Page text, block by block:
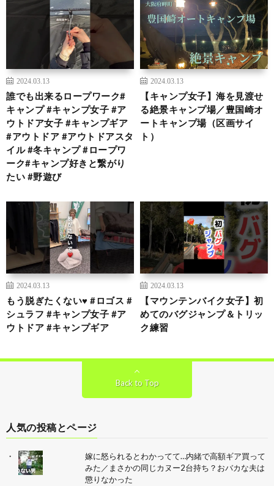
2024.03.13
誰でも出来るロープワーク#
キャンプ #キャンプ女子 #ア
ウトドア女子 #キャンプギア
#アウトドア #アウトドアスタ
イル #冬キャンプ #ロープワ
ーク#キャンプ好きと繋がり
たい #野遊び
2024.03.13
【キャンプ女子】海を見渡せ
る絶景キャンプ場／豊国崎オ
ートキャンプ場（区画サイ
ト）
2024.03.13
もう脱ぎたくない♥️ #ロゴス #
シュラフ #キャンプ女子 #ア
ウトドア #キャンプギア
2024.03.13
【マウンテンバイク女子】初
めてのバグジャンプ＆トリッ
ク練習
Back to Top
人気の投稿とページ
嫁に怒られるとわかってて…内緒で高額ギア買って
みた／まさかの同じカヌー2台持ち？おバカな夫は
懲りなかった